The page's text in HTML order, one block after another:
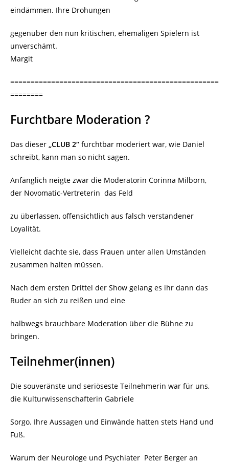
eindämmen. Ihre Drohungen
gegenüber den nun kritischen, ehemaligen Spielern ist
unverschämt.
Margit
===================================================
========
Furchtbare Moderation ?
Das dieser „CLUB 2“ furchtbar moderiert war, wie Daniel
schreibt, kann man so nicht sagen.
Anfänglich neigte zwar die Moderatorin Corinna Milborn,
der Novomatic-Vertreterin das Feld
zu überlassen, offensichtlich aus falsch verstandener
Loyalität.
Vielleicht dachte sie, dass Frauen unter allen Umständen
zusammen halten müssen.
Nach dem ersten Drittel der Show gelang es ihr dann das
Ruder an sich zu reißen und eine
halbwegs brauchbare Moderation über die Bühne zu
bringen.
Teilnehmer(innen)
Die souveränste und seriöseste Teilnehmerin war für uns,
die Kulturwissenschafterin Gabriele
Sorgo. Ihre Aussagen und Einwände hatten stets Hand und
Fuß.
Warum der Neurologe und Psychiater Peter Berger an